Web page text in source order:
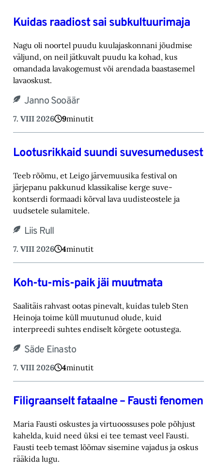
Kuidas raadiost sai subkultuurimaja
Nagu oli noortel puudu kuulajaskonnani jõudmise
väljund, on neil jätkuvalt puudu ka kohad, ‎kus
omandada lavakogemust või arendada baastasemel
lavaoskust.‎
Janno Sooäär
7. VIII 2026 9minutit
Lootusrikkaid suundi suvesumedusest
Teeb rõõmu, et Leigo järvemuusika festival on
järjepanu pakkunud klassikalise kerge suve-‎
kontserdi formaadi kõrval lava uudisteostele ja
uudsetele sulamitele.‎
Liis Rull
7. VIII 2026 4minutit
Koh-tu-mis-paik jäi muutmata
Saalitäis rahvast ootas pinevalt, kuidas tuleb Sten
Heinoja toime küll muutunud olude, kuid
‎interpreedi suhtes endiselt kõrgete ootustega.‎
Säde Einasto
7. VIII 2026 4minutit
Filigraanselt fataalne – Fausti fenomen
Maria Fausti oskustes ja virtuoossuses pole põhjust
kahelda, kuid need üksi ei tee temast ‎veel Fausti.
Fausti teeb temast lõõmav sisemine vajadus ja oskus
rääkida lugu.‎